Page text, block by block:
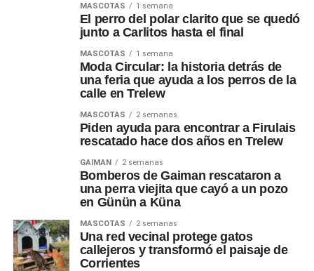
MASCOTAS 1 semana
El perro del polar clarito que se quedó
junto a Carlitos hasta el final
MASCOTAS 1 semana
Moda Circular: la historia detrás de
una feria que ayuda a los perros de la
calle en Trelew
MASCOTAS 2 semanas
Piden ayuda para encontrar a Firulais
rescatado hace dos años en Trelew
GAIMAN 2 semanas
Bomberos de Gaiman rescataron a
una perra viejita que cayó a un pozo
en Günün a Küna
MASCOTAS 2 semanas
Una red vecinal protege gatos
callejeros y transformó el paisaje de
Corrientes